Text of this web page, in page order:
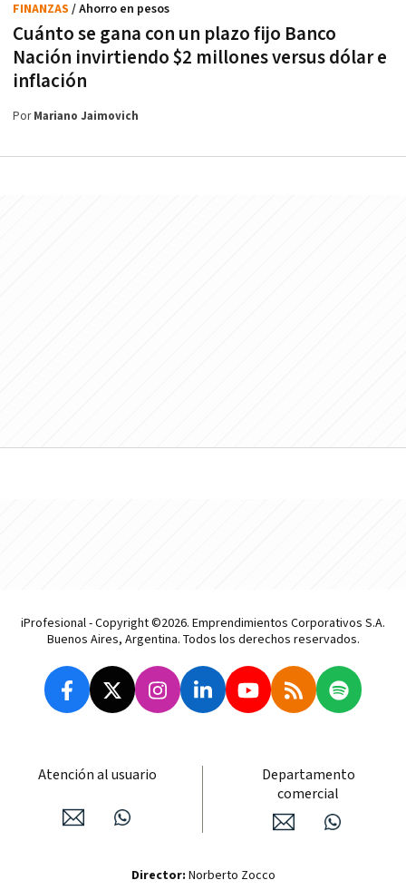
Cuánto se gana con un plazo fijo Banco
Nación invirtiendo $2 millones versus dólar e
inflación
FINANZAS / Ahorro en pesos
PorMariano Jaimovich
iProfesional - Copyright ©2026. Emprendimientos Corporativos S.A.
Buenos Aires, Argentina. Todos los derechos reservados.
Atención al usuario
Departamento
comercial
Director: Norberto Zocco